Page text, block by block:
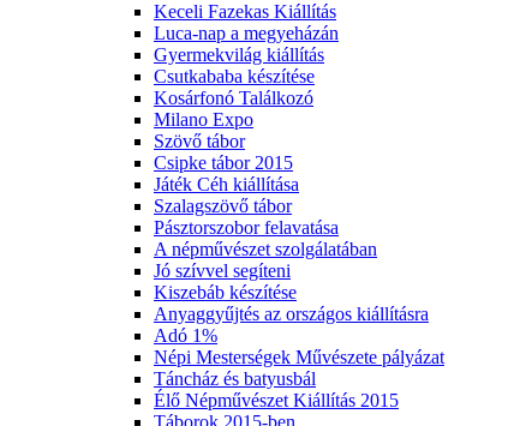
Keceli Fazekas Kiállítás
Luca-nap a megyeházán
Gyermekvilág kiállítás
Csutkababa készítése
Kosárfonó Találkozó
Milano Expo
Szövő tábor
Csipke tábor 2015
Játék Céh kiállítása
Szalagszövő tábor
Pásztorszobor felavatása
A népművészet szolgálatában
Jó szívvel segíteni
Kiszebáb készítése
Anyaggyűjtés az országos kiállításra
Adó 1%
Népi Mesterségek Művészete pályázat
Táncház és batyusbál
Élő Népművészet Kiállítás 2015
Táborok 2015-ben